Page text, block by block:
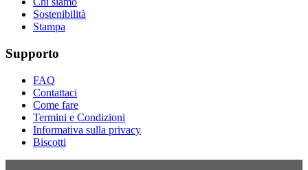
Sostenibilità
Stampa
Supporto
FAQ
Contattaci
Come fare
Termini e Condizioni
Informativa sulla privacy
Biscotti